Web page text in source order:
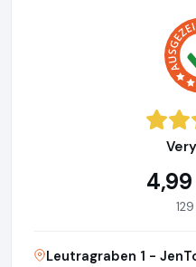
Leutragraben 1 -